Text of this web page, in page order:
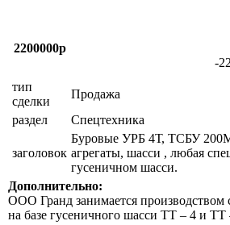
2200000р
-
тип
сделки
Продажа
раздел
Спецтехника
заголовок
Буровые УРБ 4Т, ТСБУ
агрегаты, шасси , любая
гусеничном шасси.
Дополнительно:
ООО Гранд занимается производством
на базе гусеничного шасси ТТ – 4 и